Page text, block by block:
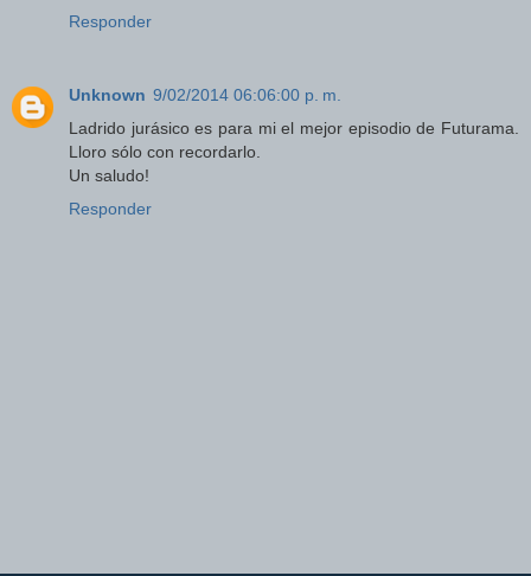
Responder
Unknown 9/02/2014 06:06:00 p. m.
Ladrido jurásico es para mi el mejor episodio de Futurama.
Lloro sólo con recordarlo.
Un saludo!
Responder